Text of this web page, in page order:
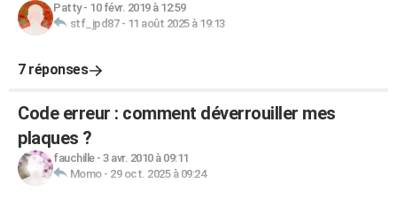
Patty- 10 févr. 2019 à 12:59
stf_jpd87- 11 août 2025 à 19:13
7 réponses
Code erreur : comment déverrouiller mes
plaques ?
fauchille- 3 avr. 2010 à 09:11
Momo- 29 oct. 2025 à 09:24